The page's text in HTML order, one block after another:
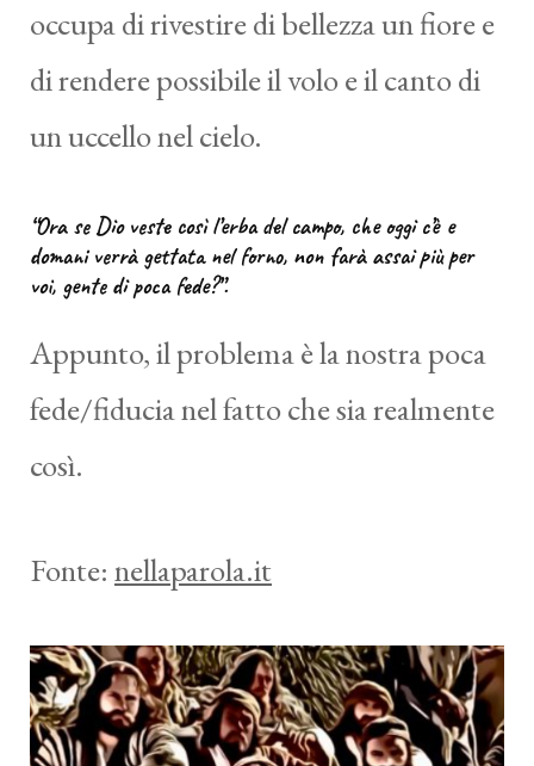
occupa di rivestire di bellezza un fiore e
di rendere possibile il volo e il canto di
un uccello nel cielo.
“Ora se Dio veste così l’erba del campo, che oggi c’è e
domani verrà gettata nel forno, non farà assai più per
voi, gente di poca fede?”.
Appunto, il problema è la nostra poca
fede/fiducia nel fatto che sia realmente
così.
Fonte: nellaparola.it